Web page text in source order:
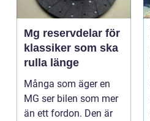
Mg reservdelar för
klassiker som ska
rulla länge
Många som äger en
MG ser bilen som mer
än ett fordon. Den är